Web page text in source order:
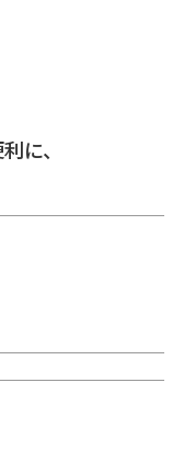
ァブリックに対するイン
す。
に、